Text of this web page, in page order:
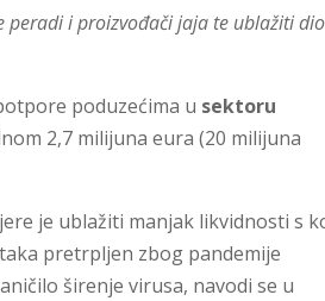
peradi i proizvođači jaja te ublažiti dio
poduzećima u sektoru
2,7 milijuna eura (20 milijuna
je ublažiti manjak likvidnosti s
pretrpljen zbog pandemije
širenje virusa, navodi se u